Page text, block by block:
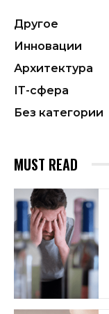
Другое
Инновации
Архитектура
ІТ-сфера
Без категории
MUST READ